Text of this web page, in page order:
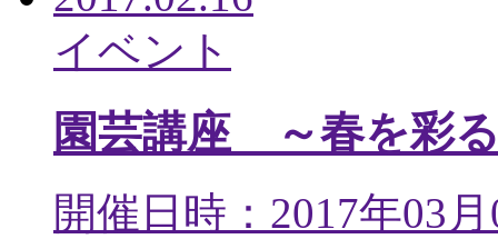
イベント
園芸講座 ～春を彩
開催日時：2017年03